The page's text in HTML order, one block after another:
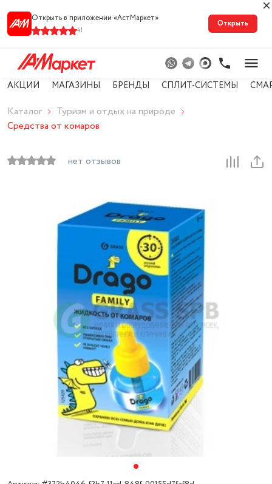
Открыть в приложении «АстМарке‪т‬»
41
Открыть
АКЦИИ МАГАЗИНЫ БРЕНДЫ СПЛИТ-СИСТЕМЫ
Каталог
Туризм и отдых на природе
Средства от комаров
нет отзывов